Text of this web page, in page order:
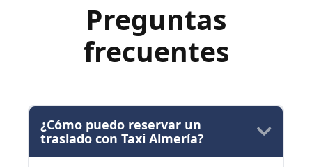
Preguntas
frecuentes
¿Cómo puedo reservar un
traslado con Taxi Almería?